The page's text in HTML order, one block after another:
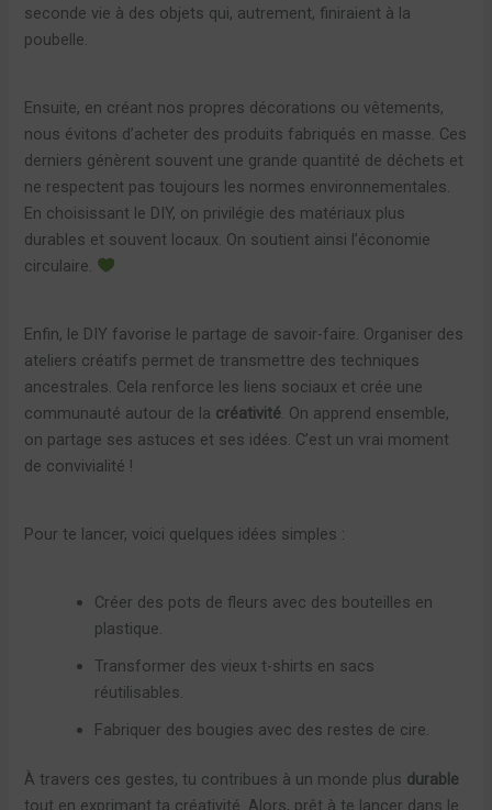
seconde vie à des objets qui, autrement, finiraient à la
poubelle.
Ensuite, en créant nos propres décorations ou vêtements,
nous évitons d’acheter des produits fabriqués en masse. Ces
derniers génèrent souvent une grande quantité de déchets et
ne respectent pas toujours les normes environnementales.
En choisissant le DIY, on privilégie des matériaux plus
durables et souvent locaux. On soutient ainsi l’économie
circulaire.
Enfin, le DIY favorise le partage de savoir-faire. Organiser des
ateliers créatifs permet de transmettre des techniques
ancestrales. Cela renforce les liens sociaux et crée une
communauté autour de la créativité. On apprend ensemble,
on partage ses astuces et ses idées. C’est un vrai moment
de convivialité !
Pour te lancer, voici quelques idées simples :
Créer des pots de fleurs avec des bouteilles en
plastique.
Transformer des vieux t-shirts en sacs
réutilisables.
Fabriquer des bougies avec des restes de cire.
À travers ces gestes, tu contribues à un monde plus durable
tout en exprimant ta créativité. Alors, prêt à te lancer dans le